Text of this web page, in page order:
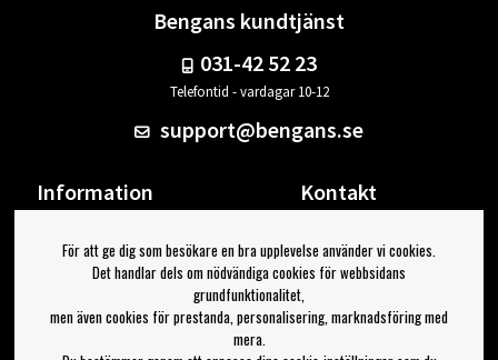
Bengans kundtjänst
031-42 52 23
Telefontid - vardagar 10-12
support@bengans.se
Information
Om Bengans
FAQ / Köp- & Leveransvillkor
Kontakt
Din sida
Logga ut
Jag vill ha tips från Bengans
För att ge dig som besökare en bra upplevelse använder vi cookies.
Det handlar dels om nödvändiga cookies för webbsidans
grundfunktionalitet,
men även cookies för prestanda, personalisering, marknadsföring med
mera.